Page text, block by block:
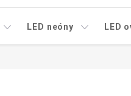
LED neóny LED